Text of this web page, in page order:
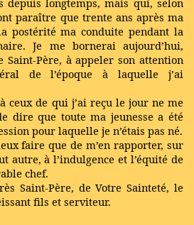
depuis longtemps, mais qui, selon
paraître que trente ans après ma
postérité ma conduite pendant la
Je me bornerai aujourd’hui,
Père, à appeler son attention
de l’époque à laquelle j’ai
ceux de qui j’ai reçu le jour ne me
dire que toute ma jeunesse a été
pour laquelle je n’étais pas né.
faire que de m’en rapporter, sur
autre, à l’indulgence et l’équité de
chef.
Saint-Père, de Votre Sainteté, le
fils et serviteur.